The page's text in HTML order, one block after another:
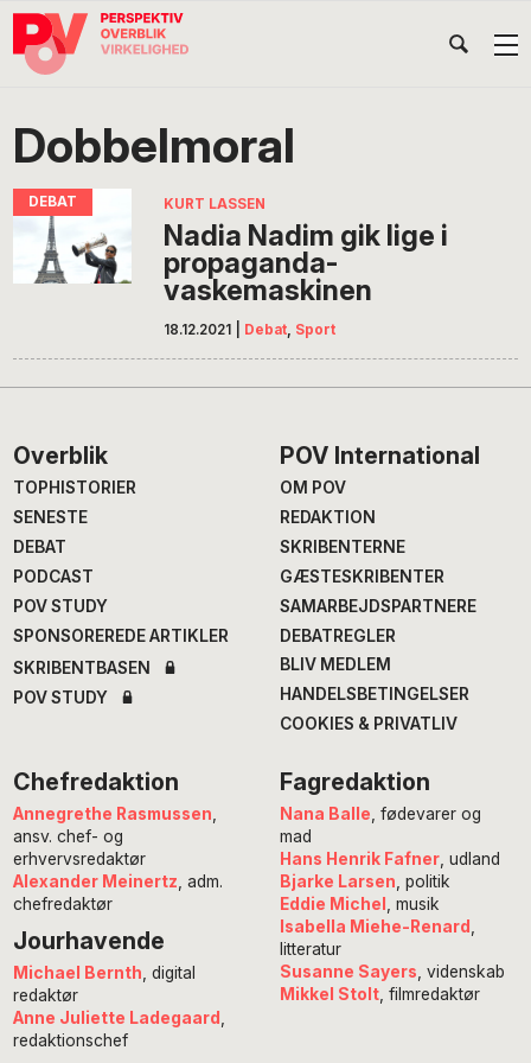
Gå
direkte
navigation
Skip
indhold
Gå
direkte
POV
International
Dobbelmoral
KURT LASSEN
Nadia Nadim gik lige i
propaganda-
vaskemaskinen
18.12.2021 Debat, Sport
Footer
Overblik
TOPHISTORIER
SENESTE
DEBAT
PODCAST
POV STUDY
SPONSOREREDE ARTIKLER
SKRIBENTBASEN
POV STUDY
POV International
OM POV
REDAKTION
SKRIBENTERNE
GÆSTESKRIBENTER
SAMARBEJDSPARTNERE
DEBATREGLER
BLIV MEDLEM
HANDELSBETINGELSER
COOKIES & PRIVATLIV
Chefredaktion
Annegrethe Rasmussen
ansv. chef- og
erhvervsredaktør
Alexander Meinertz , adm.
chefredaktør
Jourhavende
Michael Bernth , digital
redaktør
Anne Juliette Ladegaard
redaktionschef
Fagredaktion
Nana Balle , fødevarer og
mad
Hans Henrik Fafner, udland
Bjarke Larsen , politik
Eddie Michel
, musik
Isabella Miehe-Renard
litteratur
Susanne Sayers , videnskab
Mikkel Stolt, filmredaktør